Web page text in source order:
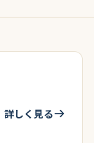
詳しく見る